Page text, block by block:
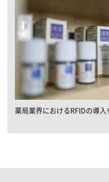
薬局業界におけるRFIDの導入